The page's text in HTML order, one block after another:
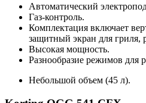
Автоматический
Газ-контроль.
Комплектация включает
защитный экран для гриля,
Высокая мощность.
Разнообразие режимов для
Небольшой объем (45 л).